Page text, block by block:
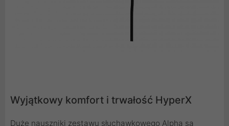
Wyjątkowy komfort i trwałość HyperX
Duże nauszniki zestawu słuchawkowego Alpha są